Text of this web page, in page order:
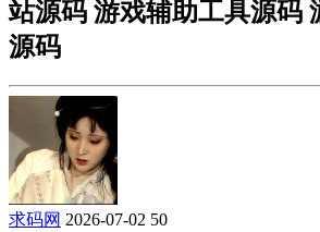
站源码 游戏辅助工具源码
源码
求码网 2026-07-02 50